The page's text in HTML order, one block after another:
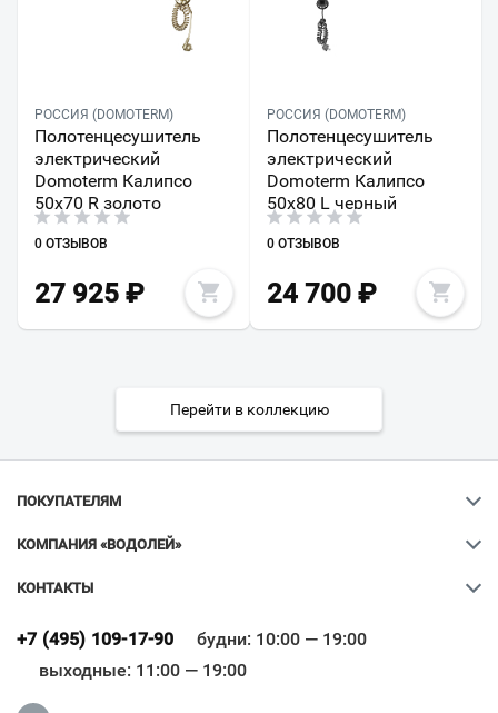
РОССИЯ (DOMOTERM)
Полотенцесушитель
электрический
Domoterm Калипсо
50х70 R золото
0 ОТЗЫВОВ
27 925 ₽
РОССИЯ (DOMOTERM)
Полотенцесушитель
электрический
Domoterm Калипсо
50x80 L черный
0 ОТЗЫВОВ
24 700₽
Перейти в коллекцию
ПОКУПАТЕЛЯМ
КОМПАНИЯ «ВОДОЛЕЙ»
КОНТАКТЫ
+7 (495) 109-17-90
будни: 10:00 — 19:00
выходные: 11:00 — 19:00
Всё верно